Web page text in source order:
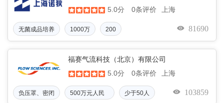
5.0分
0条评价 上海
无菌成品培养 1000万 200 81690
福赛气流科技（北京）有限公司
5.0分
0条评价 上海
负压罩、密闭
500万元人民
少于50人 103859